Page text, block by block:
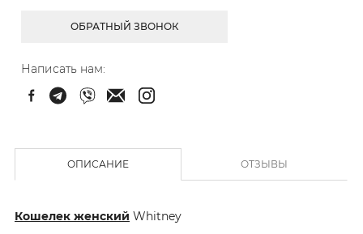
ОБРАТНЫЙ ЗВОНОК
Написать нам:
ОПИСАНИЕ ОТЗЫВЫ
Кошелек женский Whitney